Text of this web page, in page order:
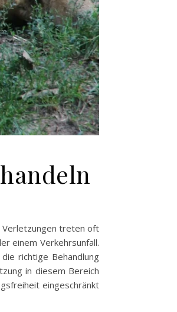
Verletzungen treten oft
einem Verkehrsunfall.
richtige Behandlung
in diesem Bereich
eingeschränkt